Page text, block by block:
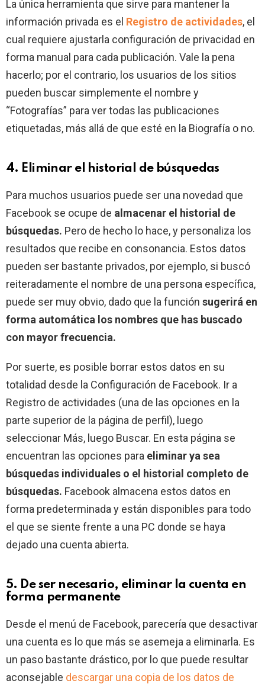
La única herramienta que sirve para mantener la
información privada es el Registro de actividades, el
cual requiere ajustarla configuración de privacidad en
forma manual para cada publicación. Vale la pena
hacerlo; por el contrario, los usuarios de los sitios
pueden buscar simplemente el nombre y
“Fotografías” para ver todas las publicaciones
etiquetadas, más allá de que esté en la Biografía o no.
4. Eliminar el historial de búsquedas
Para muchos usuarios puede ser una novedad que
Facebook se ocupe de almacenar el historial de
búsquedas. Pero de hecho lo hace, y personaliza los
resultados que recibe en consonancia. Estos datos
pueden ser bastante privados, por ejemplo, si buscó
reiteradamente el nombre de una persona específica,
puede ser muy obvio, dado que la función sugerirá en
forma automática los nombres que has buscado
con mayor frecuencia.
Por suerte, es posible borrar estos datos en su
totalidad desde la Configuración de Facebook. Ir a
Registro de actividades (una de las opciones en la
parte superior de la página de perfil), luego
seleccionar Más, luego Buscar. En esta página se
encuentran las opciones para eliminar ya sea
búsquedas individuales o el historial completo de
búsquedas. Facebook almacena estos datos en
forma predeterminada y están disponibles para todo
el que se siente frente a una PC donde se haya
dejado una cuenta abierta.
5. De ser necesario, eliminar la cuenta en
forma permanente
Desde el menú de Facebook, parecería que desactivar
una cuenta es lo que más se asemeja a eliminarla. Es
un paso bastante drástico, por lo que puede resultar
aconsejable descargar una copia de los datos de